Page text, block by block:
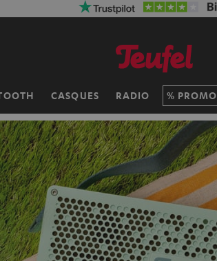
CASQUES RADIO PROMO